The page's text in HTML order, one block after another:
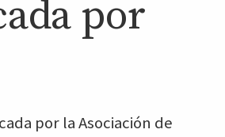
por
por la Asociación de